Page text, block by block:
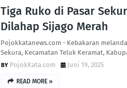
‎Tiga Ruko di Pasar
Dilahap Sijago Merah ‎
‎Pojokkatanews.com - Kebakaran
Sekura, Kecamatan Teluk Keramat,
PojokKata.com
Juni 19, 2025
READ MORE »